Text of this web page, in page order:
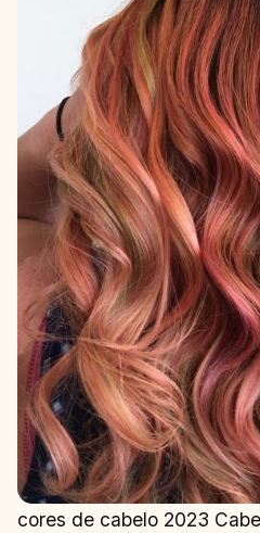
cores de cabelo 2023